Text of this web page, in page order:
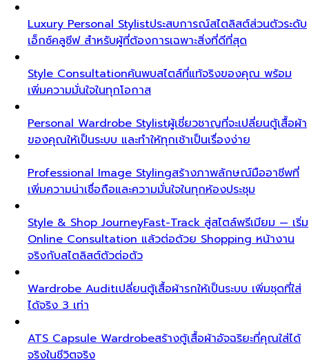
Luxury Personal Stylistประสบการณ์สไตลิสต์ส่วนตัวระดับ
เอ็กซ์คลูซีฟ สำหรับผู้ที่ต้องการเฉพาะสิ่งที่ดีที่สุด
Style Consultationค้นพบสไตล์ที่แท้จริงของคุณ พร้อม
เพิ่มความมั่นใจในทุกโอกาส
Personal Wardrobe Stylistผู้เชี่ยวชาญที่จะเปลี่ยนตู้เสื้อผ้า
ของคุณให้เป็นระบบ และทำให้ทุกเช้าเป็นเรื่องง่าย
Professional Image Stylingสร้างภาพลักษณ์มืออาชีพที่
เพิ่มความน่าเชื่อถือและความมั่นใจในทุกห้องประชุม
Style & Shop JourneyFast-Track สู่สไตล์พรีเมียม — เริ่ม
Online Consultation แล้วต่อด้วย Shopping หน้างาน
จริงกับสไตลิสต์ตัวต่อตัว
Wardrobe Auditเปลี่ยนตู้เสื้อผ้ารกให้เป็นระบบ เพิ่มชุดที่ใส่
ได้จริง 3 เท่า
ATS Capsule Wardrobeสร้างตู้เสื้อผ้าอัจฉริยะที่คุณใส่ได้
จริงในชีวิตจริง